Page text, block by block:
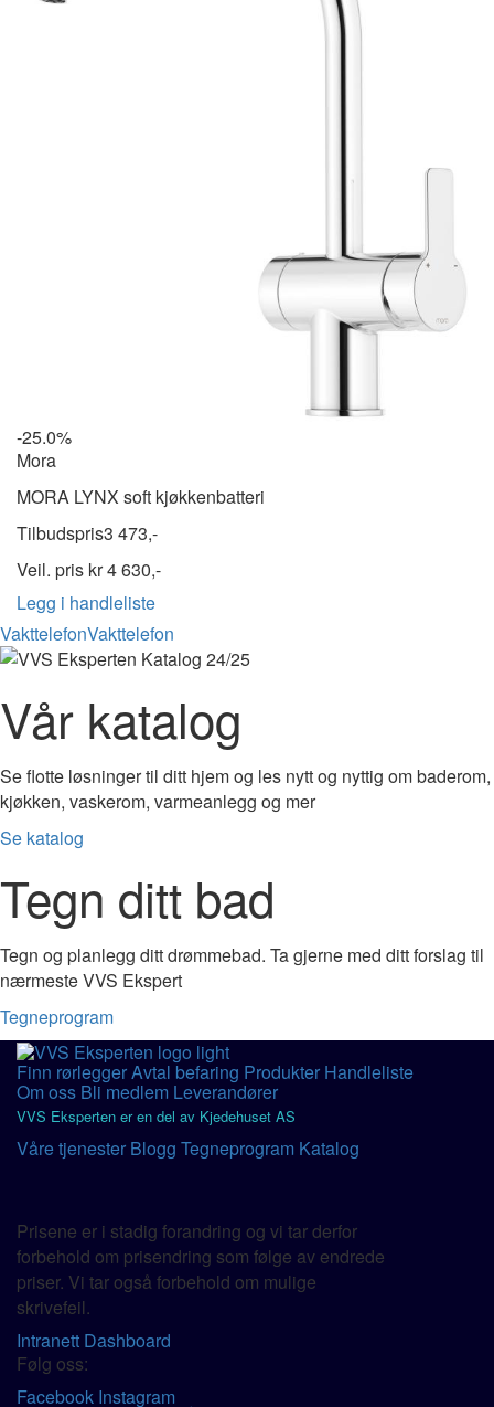
-25.0%
Mora
MORA LYNX soft kjøkkenbatteri
Tilbudspris3 473,-
Veil. pris kr4 630,-
Legg i handleliste
VakttelefonVakttelefon
Vår katalog
Se flotte løsninger til ditt hjem og les nytt og nyttig om baderom,
kjøkken, vaskerom, varmeanlegg og mer
Se katalog
Tegn ditt bad
Tegn og planlegg ditt drømmebad. Ta gjerne med ditt forslag til
nærmeste VVS Ekspert
Tegneprogram
Finn rørleggerAvtal befaring Produkter Handleliste
Om oss Bli medlem Leverandører
VVS Eksperten er en del av Kjedehuset AS
Våre tjenester Blogg Tegneprogram Katalog
Prisene er i stadig forandring og vi tar derfor
forbehold om prisendring som følge av endrede
priser. Vi tar også forbehold om mulige
skrivefeil.
Intranett Dashboard
Følg oss:
Facebook Instagram